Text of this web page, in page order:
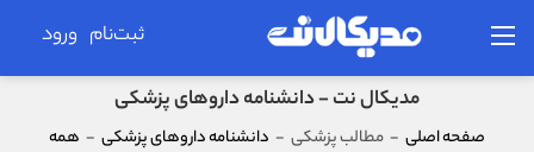
ثبت‌نام ورود
مدیکال نت - دانشنامه داروهای پزشکی
صفحه اصلی - مطالب پزشکی - دانشنامه داروهای پزشکی - همه